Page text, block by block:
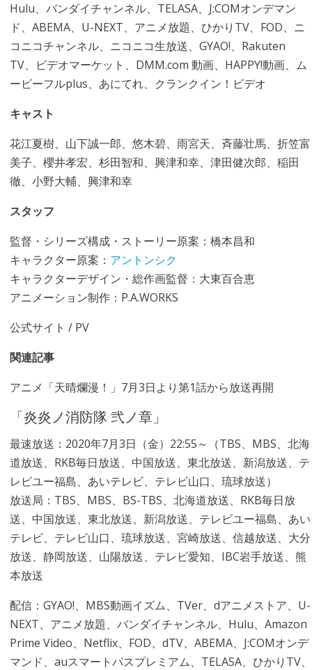
Hulu、バンダイチャンネル、TELASA、J:COMオンデマン
ド、ABEMA、U-NEXT、アニメ放題、ひかりTV、FOD、ニ
コニコチャンネル、ニコニコ生放送、GYAO!、Rakuten
TV、ビデオマーケット、DMM.com 動画、HAPPY!動画、ム
ービーフルplus、あにてれ、クランクイン！ビデオ
キャスト
花江夏樹、山下誠一郎、悠木碧、雨宮天、斉藤壮馬、折笠富
美子、櫻井孝宏、杉田智和、興津和幸、津田健次郎、稲田
徹、小野大輔、興津和幸
スタッフ
監督・シリーズ構成・ストーリー原案：橋本昌和
キャラクター原案： アントンシク
キャラクターデザイン・総作画監督：大東百合恵
アニメーション制作：P.A.WORKS
公式サイト / PV
関連記事
アニメ「天晴爛漫！」7月3日より第1話から放送再開
「炎炎ノ消防隊 弐ノ章」
最速放送：2020年7月3日（金）22:55～（TBS、MBS、北海
道放送、RKB毎日放送、中国放送、東北放送、新潟放送、テ
レビユー福島、あいテレビ、テレビ山口、琉球放送）
放送局：TBS、MBS、BS-TBS、北海道放送、RKB毎日放
送、中国放送、東北放送、新潟放送、テレビユー福島、あい
テレビ、テレビ山口、琉球放送、宮崎放送、信越放送、大分
放送、静岡放送、山陽放送、テレビ愛知、IBC岩手放送、熊
本放送
配信：GYAO!、MBS動画イズム、TVer、dアニメストア、U-
NEXT、アニメ放題、バンダイチャンネル、Hulu、Amazon
Prime Video、Netflix、FOD、dTV、ABEMA、J:COMオンデ
マンド、auスマートパスプレミアム、TELASA、ひかりTV、